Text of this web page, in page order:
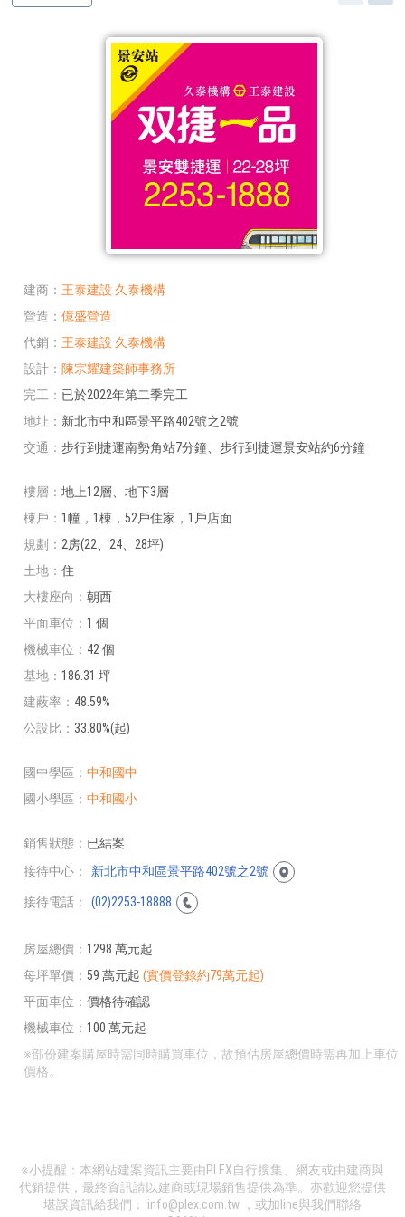
建商 王泰建設 久泰機構
營造
億盛營造
代銷
王泰建設 久泰機構
設計
陳宗耀建築師事務所
完工
已於2022年第二季完工
地址
新北市中和區景平路402號之2號
交通
步行到捷運南勢角站7分鐘、步行到捷運景安站約6分鐘
樓層
地上12層、地下3層
棟戶
1幢，1棟，52戶住家，1戶店面
規劃
2房(22、24、28坪)
土地
住
大樓座向
朝西
平面車位
1 個
機械車位
42 個
基地
186.31 坪
建蔽率
48.59%
公設比
33.80%(起)
國中學區
中和國中
國小學區
中和國小
銷售狀態
已結案
接待中心
新北市中和區景平路402號之2號
接待電話 (02)2253-18888
房屋總價
1298 萬元起
每坪單價
59 萬元起(實價登錄約79萬元起)
平面車位
價格待確認
機械車位
100 萬元起
※部份建案購屋時需同時購買車位，故預估房屋總價時需再加上車位
價格。
※小提醒：本網站建案資訊主要由PLEX自行搜集、網友或由建商與
代銷提供，最終資訊請以建商或現場銷售提供為準。亦歡迎您提供
堪誤資訊給我們： info@plex.com.tw ，或加line與我們聯絡